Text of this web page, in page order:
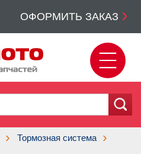
ОФОРМИТЬ ЗАКАЗ
Тормозная система